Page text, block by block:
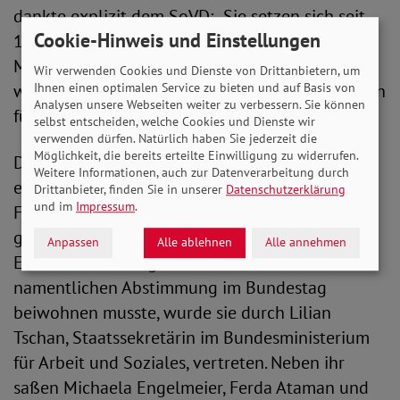
dankte explizit dem SoVD: „Sie setzen sich seit
100 Jahren konsequent dafür ein, dass alle
Menschen in unserem Land ein gutes und
würdevolles Leben führen können. Sie stehen ein
für gelebte Demokratie.“
Die abschließende Podiumsdiskussion erfuhr
eine jähe Unterbrechung durch einen
Feueralarm, konnte aber dennoch zu Ende
geführt werden und förderte spannende
Erkenntnisse zutage. Da Bärbel Bas einer
namentlichen Abstimmung im Bundestag
beiwohnen musste, wurde sie durch Lilian
Tschan, Staatssekretärin im Bundesministerium
für Arbeit und Soziales, vertreten. Neben ihr
saßen Michaela Engelmeier, Ferda Ataman und
Cookie-Hinweis und Einstellungen
Wir verwenden Cookies und Dienste von Drittanbietern, um
Ihnen einen optimalen Service zu bieten und auf Basis von
Analysen unsere Webseiten weiter zu verbessern. Sie können
selbst entscheiden, welche Cookies und Dienste wir
verwenden dürfen. Natürlich haben Sie jederzeit die
Möglichkeit, die bereits erteilte Einwilligung zu widerrufen.
Weitere Informationen, auch zur Datenverarbeitung durch
Drittanbieter, finden Sie in unserer Datenschutzerklärung
und im Impressum.
Anpassen Alle ablehnen Alle annehmen